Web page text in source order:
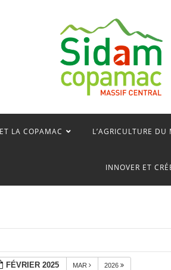
LA COPAMAC L’AGRICULTURE DU
INNOVER ET
FÉVRIER 2025 MAR 2026